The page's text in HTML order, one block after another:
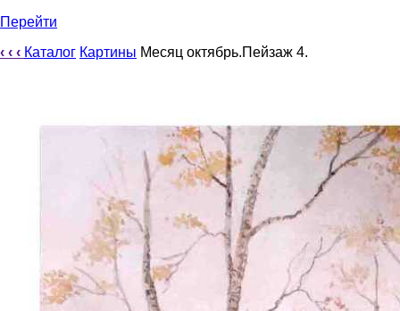
Перейти
‹ ‹ ‹ Каталог Картины Месяц октябрь.Пейзаж 4.